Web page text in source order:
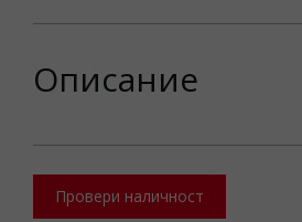
Описание
Провери наличност